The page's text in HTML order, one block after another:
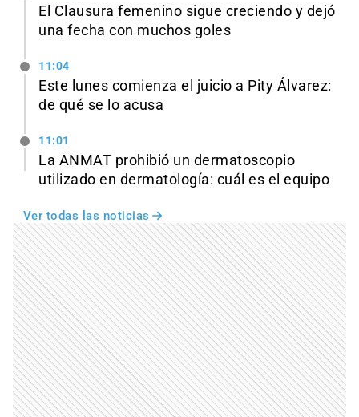
El Clausura femenino sigue creciendo y dejó
una fecha con muchos goles
11:04
Este lunes comienza el juicio a Pity Álvarez:
de qué se lo acusa
11:01
La ANMAT prohibió un dermatoscopio
utilizado en dermatología: cuál es el equipo
Ver todas las noticias